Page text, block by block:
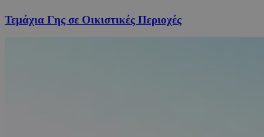
Τεμάχια Γης σε Οικιστικές Περιοχές